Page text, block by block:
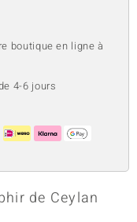
boutique en ligne à
4-6 jours
de Ceylan